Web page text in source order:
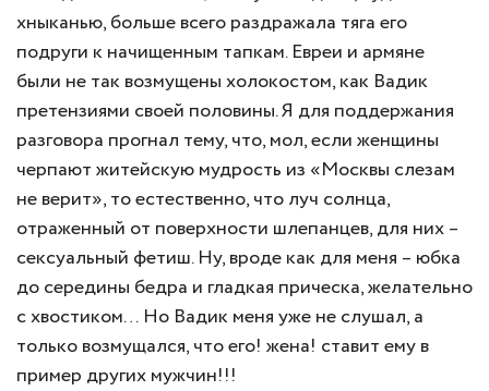
хныканью, больше всего раздражала тяга его
подруги к начищенным тапкам. Евреи и армяне
были не так возмущены холокостом, как Вадик
претензиями своей половины. Я для поддержания
разговора прогнал тему, что, мол, если женщины
черпают житейскую мудрость из «Москвы слезам
не верит», то естественно, что луч солнца,
отраженный от поверхности шлепанцев, для них –
сексуальный фетиш. Ну, вроде как для меня – юбка
до середины бедра и гладкая прическа, желательно
с хвостиком… Но Вадик меня уже не слушал, а
только возмущался, что его! жена! ставит ему в
пример других мужчин!!!